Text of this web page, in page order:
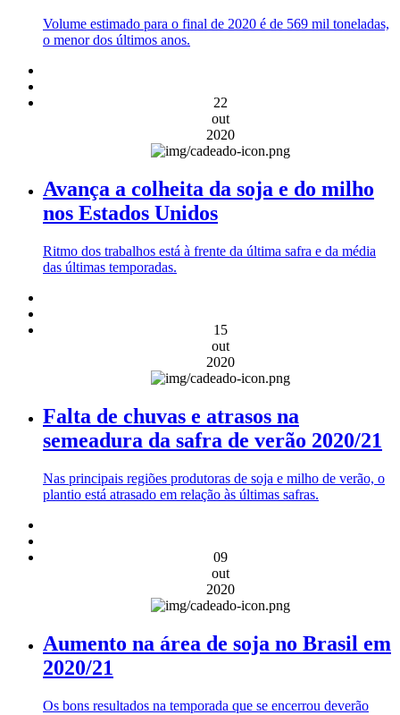
Volume estimado para o final de 2020 é de 569 mil toneladas,
o menor dos últimos anos.
22
out
2020
Avança a colheita da soja e do milho
nos Estados Unidos
Ritmo dos trabalhos está à frente da última safra e da média
das últimas temporadas.
15
out
2020
Falta de chuvas e atrasos na
semeadura da safra de verão 2020/21
Nas principais regiões produtoras de soja e milho de verão, o
plantio está atrasado em relação às últimas safras.
09
out
2020
Aumento na área de soja no Brasil em
2020/21
Os bons resultados na temporada que se encerrou deverão